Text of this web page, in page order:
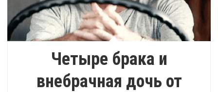
Четыре брака и
внебрачная дочь от